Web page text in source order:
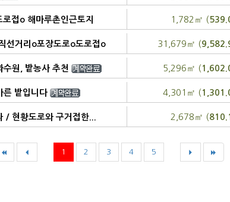
접o 해마루촌인근토지 1,782㎡ (
선거리o포장도로o도로접o 31,679㎡ (
원, 밭농사 추천 5,296㎡ (
른 밭입니다 4,301㎡ (
/ 현황도로와 구거접한... 2,678㎡ (
1 2 3 4 5